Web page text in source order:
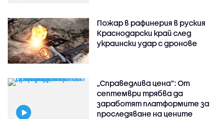
Пожар в рафинерия в руския
Краснодарски край след
украински удар с дронове
„Справедлива цена“: От
септември трябва да
заработят платформите за
проследяване на цените